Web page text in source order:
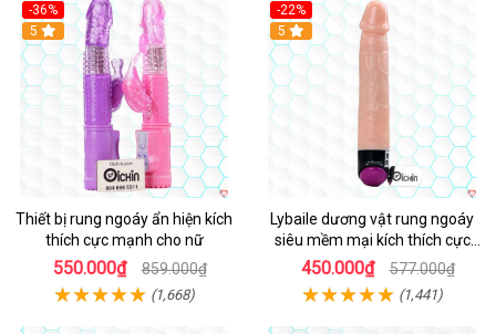
-36%
Hot
5
Thiết bị rung ngoáy ẩn hiện kích
thích cực mạnh cho nữ
550.000₫ 859.000₫
(1,668)
-22%
Hot
5
Lybaile dương vật rung ngoáy
siêu mềm mại kích thích cực
mạnh
450.000₫ 577.000₫
(1,441)